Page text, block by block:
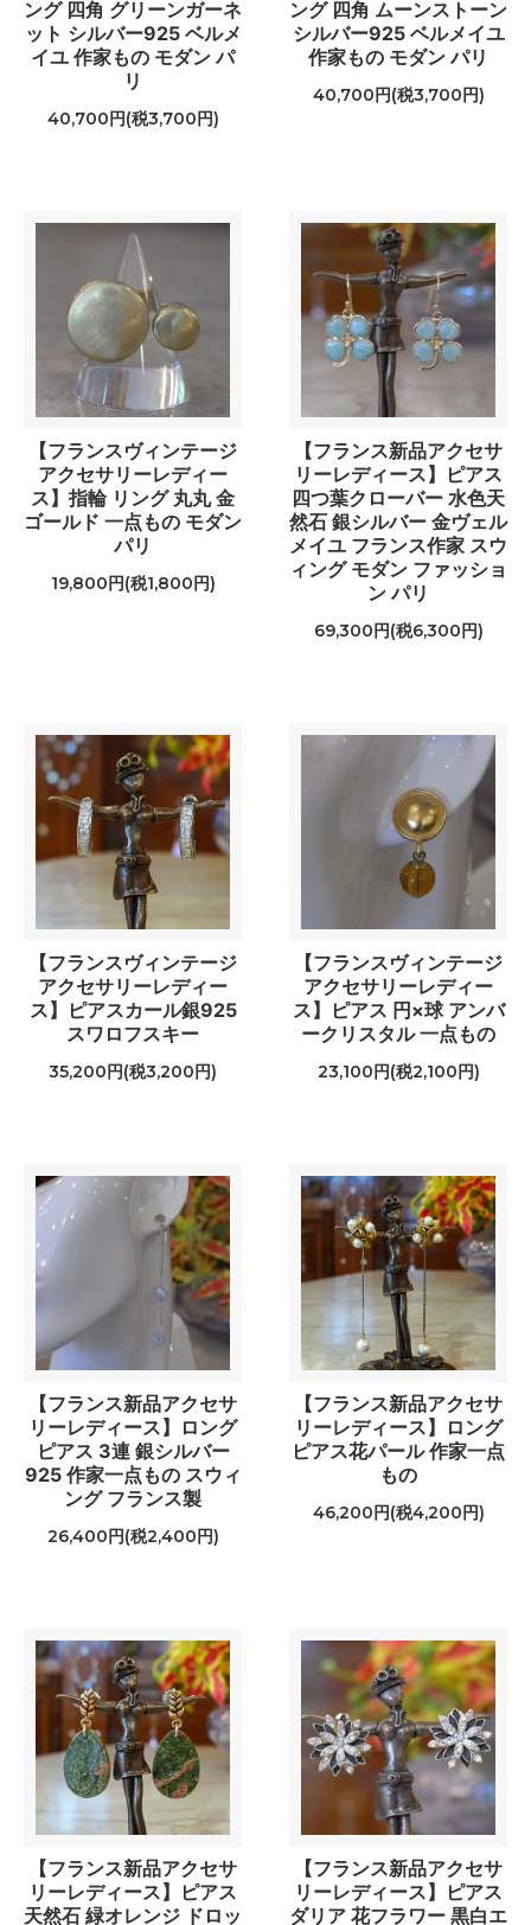
ング 四角 グリーンガーネ
ット シルバー925 ベルメ
イユ 作家もの モダン パ
リ
40,700円(税3,700円)
ング 四角 ムーンストーン
シルバー925 ベルメイユ
作家もの モダン パリ
40,700円(税3,700円)
【フランスヴィンテージ
アクセサリーレディー
ス】指輪 リング 丸丸 金
ゴールド 一点もの モダン
パリ
19,800円(税1,800円)
【フランス新品アクセサ
リーレディース】ピアス
四つ葉クローバー 水色天
然石 銀シルバー 金ヴェル
メイユ フランス作家 スウ
ィング モダン ファッショ
ン パリ
69,300円(税6,300円)
【フランスヴィンテージ
アクセサリーレディー
ス】ピアスカール銀925
スワロフスキー
35,200円(税3,200円)
【フランスヴィンテージ
アクセサリーレディー
ス】ピアス 円×球 アンバ
ークリスタル 一点もの
23,100円(税2,100円)
【フランス新品アクセサ
リーレディース】ロング
ピアス 3連 銀シルバー
925 作家一点もの スウィ
ング フランス製
26,400円(税2,400円)
【フランス新品アクセサ
リーレディース】ロング
ピアス花パール 作家一点
もの
46,200円(税4,200円)
【フランス新品アクセサ
リーレディース】ピアス
天然石 緑オレンジ ドロッ
【フランス新品アクセサ
リーレディース】ピアス
ダリア 花フラワー 黒白エ